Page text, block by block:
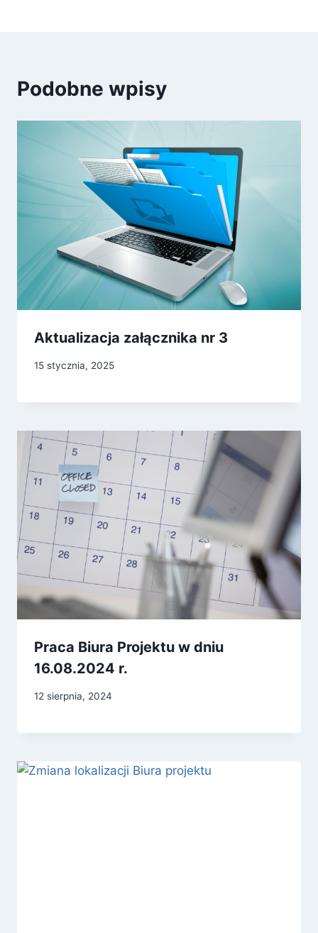
Podobne wpisy
Aktualizacja załącznika nr 3
15 stycznia, 2025
Praca Biura Projektu w dniu
16.08.2024 r.
12 sierpnia, 2024